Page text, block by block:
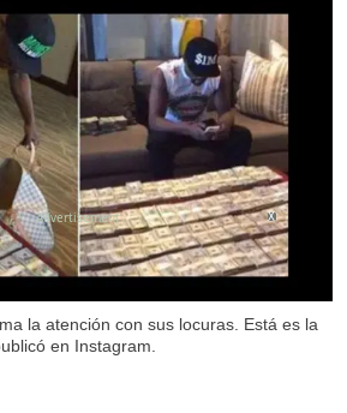
la atención con sus locuras. Está es la
en Instagram.
X